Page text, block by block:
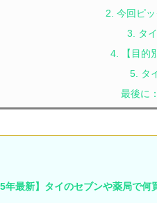
2. 今回ピ
3. タ
4. 【目的
5. タ
最後に
年最新】タイのセブンや薬局で